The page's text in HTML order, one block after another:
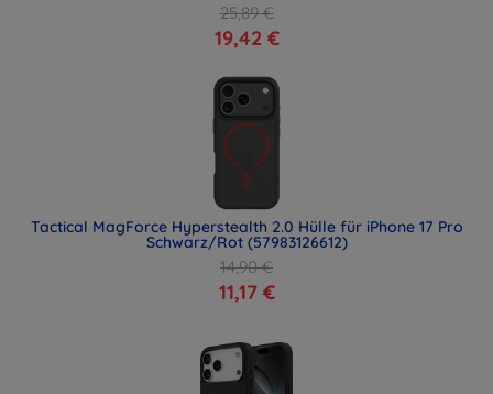
25,89 €
19,42 €
Tactical MagForce Hyperstealth 2.0 Hülle für iPhone 17 Pro
Schwarz/Rot (57983126612)
14,90 €
11,17 €